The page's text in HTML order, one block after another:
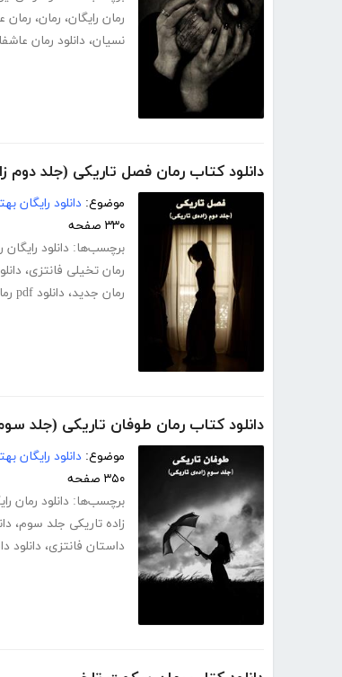
رمان رایگان، رمان، رمان
نسیان، دانلود رمان
دانلود کتاب رمان فصل تاریکی (جلد دوم
موضوع: دانلود رایگان
۳۳۰ صفحه
برچسب‌ها: دانلود
رمان تخیلی فانتزی،
رمان جدید، دانلود pdf رمان
دانلود کتاب رمان طوفان تاریکی (جلد
موضوع: دانلود رایگان
۳۵۰ صفحه
برچسب‌ها: دانلود رمان
زاده تاریکی جلد سوم،
داستان فانتزی، دانلود